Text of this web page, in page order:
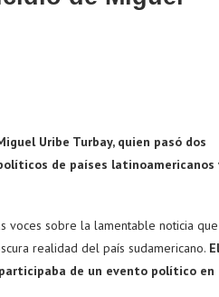
Uribe Turbay, quien pasó dos
de países latinoamericanos
voces sobre la lamentable noticia que
realidad del país sudamericano. El
de un evento político en
Tether(USDT) $ 0.999486